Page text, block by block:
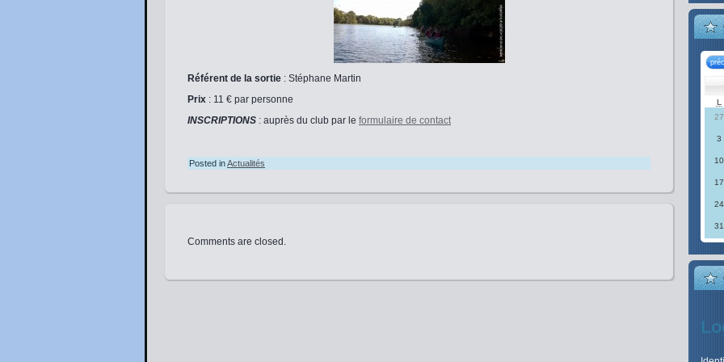
Référent de la sortie : Stéphane Martin
Prix : 11 € par personne
INSCRIPTIONS : auprès du club par le formulaire de contact
Posted inActualités
Comments are closed.
L
27
3
10
17
24
31